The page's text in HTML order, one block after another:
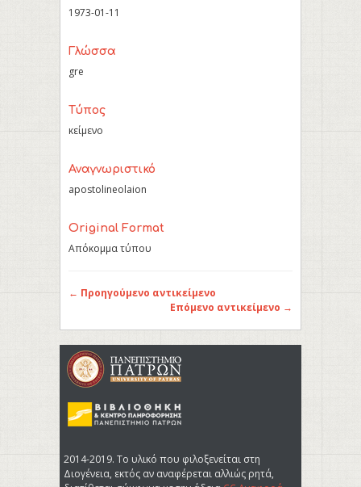
1973-01-11
Γλώσσα
gre
Τύπος
κείμενο
Αναγνωριστικό
apostolineolaion
Original Format
Απόκομμα τύπου
← Προηγούμενο αντικείμενο
Επόμενο αντικείμενο →
2014-2019. Tο υλικό που φιλοξενείται στη
Διογένεια, εκτός αν αναφέρεται αλλιώς ρητά,